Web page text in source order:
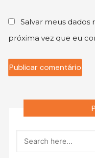
Salvar meus dados
próxima vez que eu